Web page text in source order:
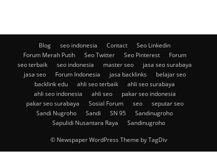
Blog seo indonesia Contact
Seo Linkedin
Forum Merah Putih
Seo Twitter Seo Pinterest
Forum
seo terbaik
seo indonesia master seo
jasa seo surabaya
jasa seo
Forum Indonesia jasa backlinks
belajar seo
backlink edu
ahli seo terbaik
ahli seo surabaya
ahli seo indonesia
ahli seo
pakar seo indonesia
pakar seo surabaya
Sosial Forum seo
seputar seo
Sandi Nugroho
Sandi SN 95
Sandinugroho
Sapulidi Nusantara Raya
Sandinugroho
© Newspaper WordPress Theme by TagDiv